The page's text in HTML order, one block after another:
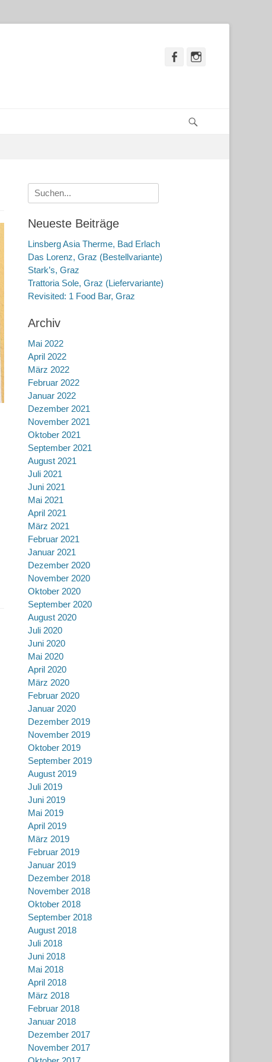
Facebook
Suche
nach:
Neueste Beiträge
Linsberg Asia Therme, Bad Erlach
Das Lorenz, Graz (Bestellvariante)
Stark’s, Graz
Trattoria Sole, Graz (Liefervariante)
Revisited: 1 Food Bar, Graz
Archiv
Mai 2022
April 2022
März 2022
Februar 2022
Januar 2022
Dezember 2021
November 2021
Oktober 2021
September 2021
August 2021
Juli 2021
Juni 2021
Mai 2021
April 2021
März 2021
Februar 2021
Januar 2021
Dezember 2020
November 2020
Oktober 2020
September 2020
August 2020
Juli 2020
Juni 2020
Mai 2020
April 2020
März 2020
Februar 2020
Januar 2020
Dezember 2019
November 2019
Oktober 2019
September 2019
August 2019
Juli 2019
Juni 2019
Mai 2019
April 2019
März 2019
Februar 2019
Januar 2019
Dezember 2018
November 2018
Oktober 2018
September 2018
August 2018
Juli 2018
Juni 2018
Mai 2018
April 2018
März 2018
Februar 2018
Januar 2018
Dezember 2017
November 2017